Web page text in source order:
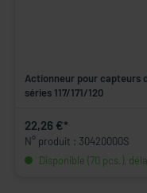
Actionneur pour capteurs
séries 117/171/120
22,26 €*
N° produit : 30420000S
Disponible (70 pcs.),